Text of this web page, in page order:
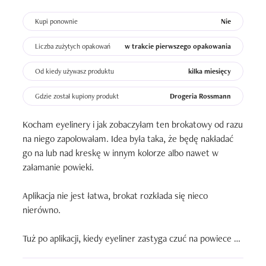
Kupi ponownie Nie
Liczba zużytych opakowań w trakcie pierwszego opakowania
Od kiedy używasz produktu kilka miesięcy
Gdzie został kupiony produkt Drogeria Rossmann
Kocham eyelinery i jak zobaczyłam ten brokatowy od razu
na niego zapolowałam. Idea była taka, że będę nakładać
go na lub nad kreskę w innym kolorze albo nawet w
załamanie powieki.
Aplikacja nie jest łatwa, brokat rozkłada się nieco
nierówno.
Tuż po aplikacji, kiedy eyeliner zastyga czuć na powiece